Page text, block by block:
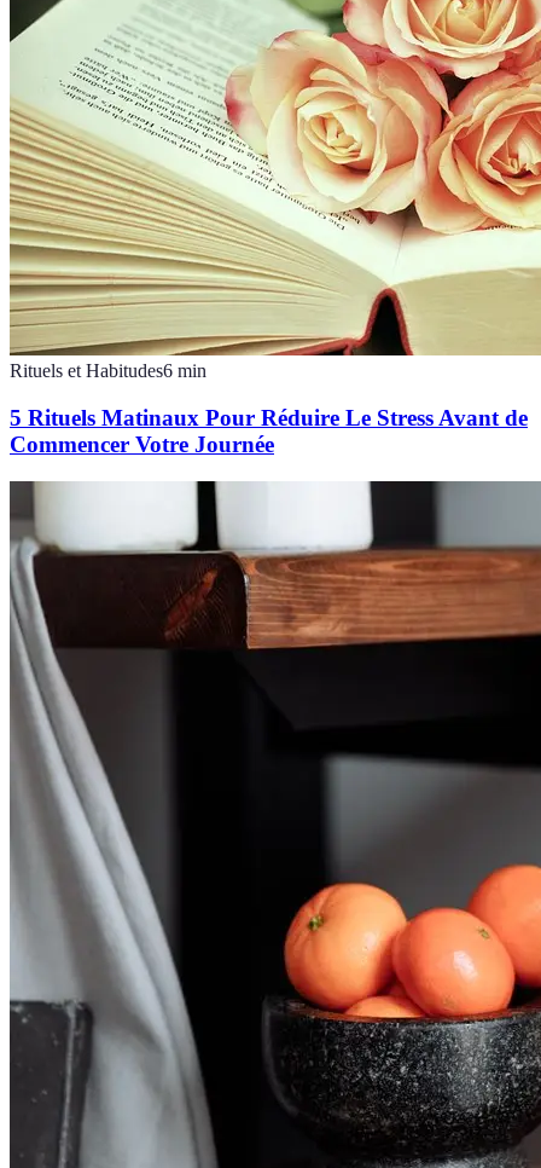
Rituels et Habitudes6 min
5 Rituels Matinaux Pour Réduire Le Stress Avant de
Commencer Votre Journée